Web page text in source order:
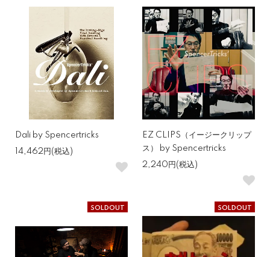
Dali by Spencertricks
14,462円(税込)
EZ CLIPS（イージークリップ
ス） by Spencertricks
2,240円(税込)
SOLDOUT SOLDOUT